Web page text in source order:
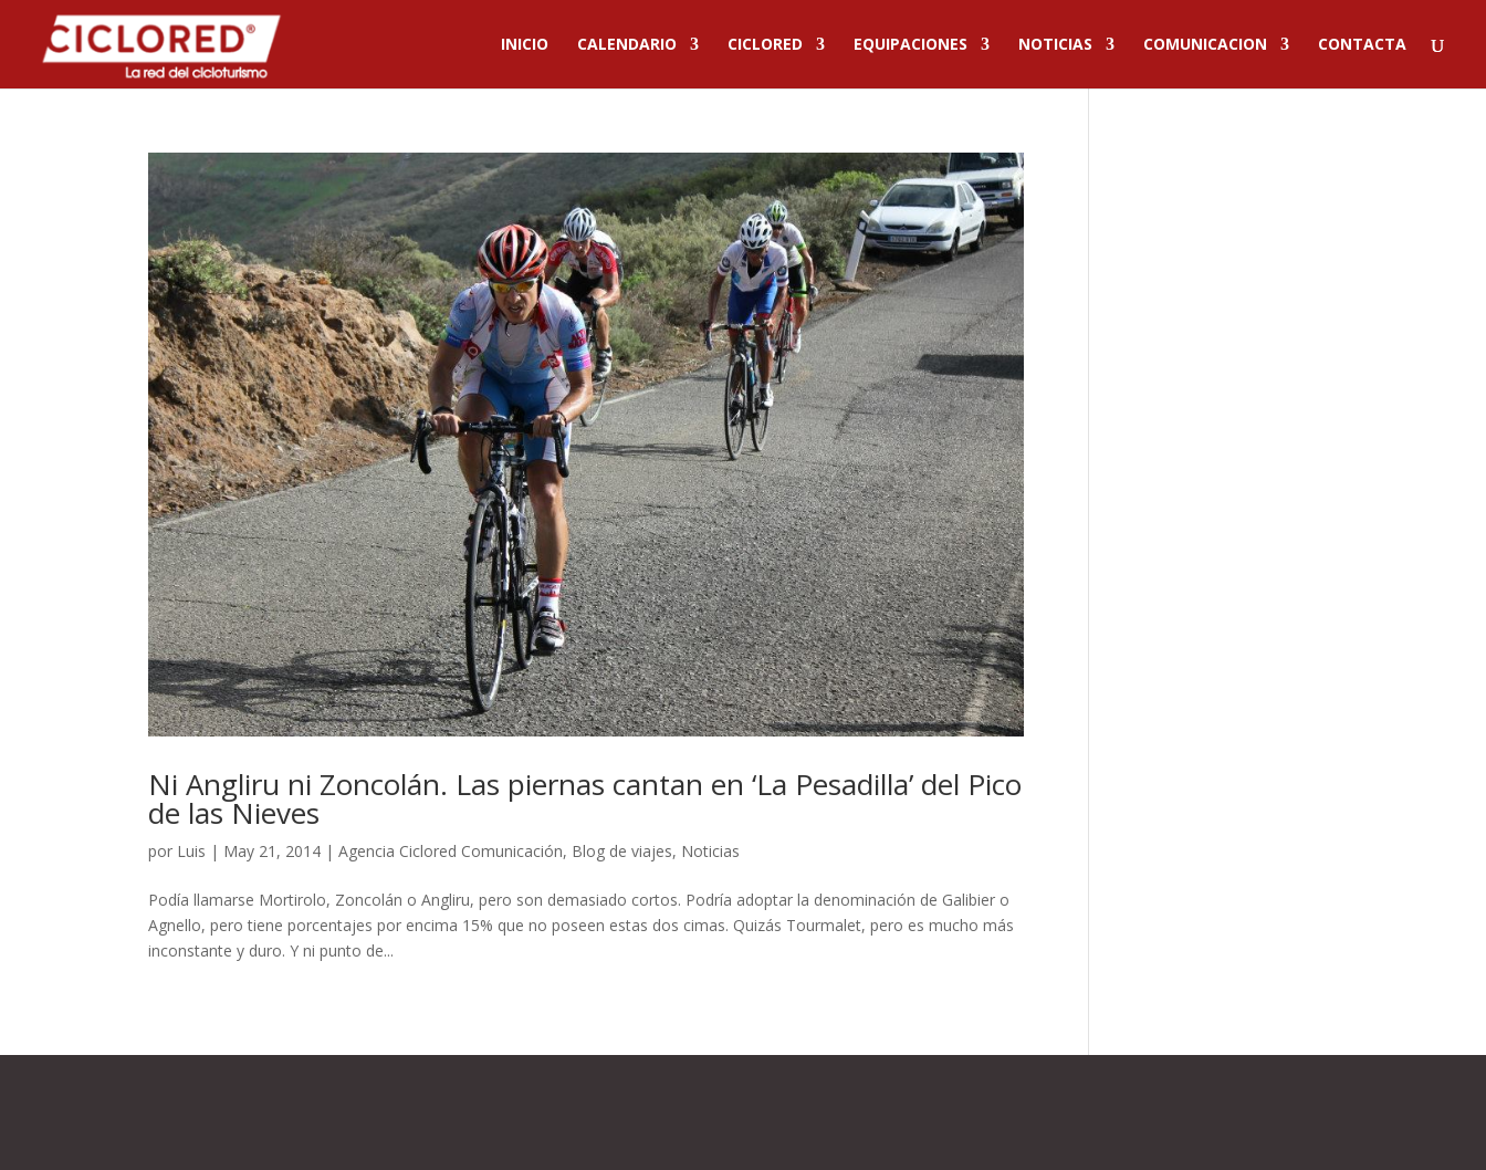
INICIO CALENDARIO CICLORED EQUIPACIONES NOTICIAS COMUNICACION CONTACTA
Ni Angliru ni Zoncolán. Las piernas cantan en ‘La Pesadilla’ del Pico
de las Nieves
por Luis | May 21, 2014 |Agencia Ciclored Comunicación, Blog de viajes, Noticias
Podía llamarse Mortirolo, Zoncolán o Angliru, pero son demasiado cortos. Podría adoptar la denominación de Galibier o
Agnello, pero tiene porcentajes por encima 15% que no poseen estas dos cimas. Quizás Tourmalet, pero es mucho más
inconstante y duro. Y ni punto de...